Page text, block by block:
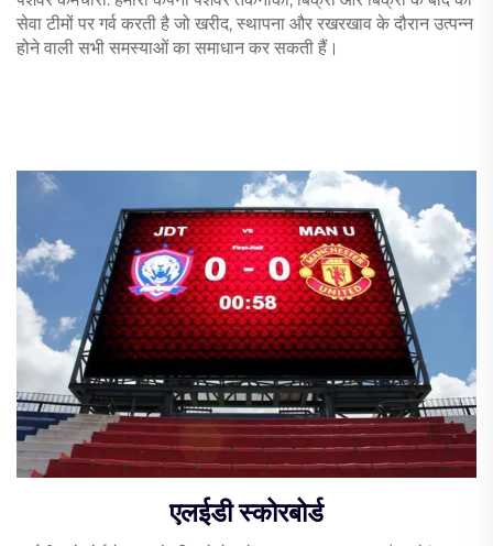
सेवा टीमों पर गर्व करती है जो खरीद, स्थापना और रखरखाव के दौरान उत्पन्न
होने वाली सभी समस्याओं का समाधान कर सकती हैं।
एलईडी स्कोरबोर्ड